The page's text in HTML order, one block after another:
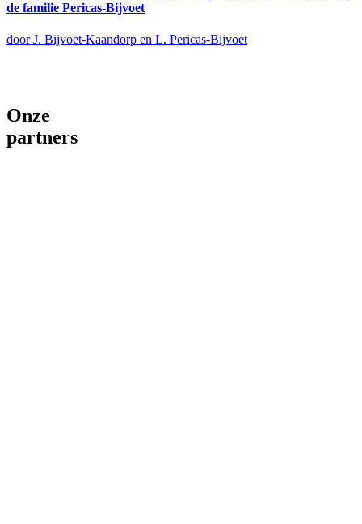
de familie Pericas-Bijvoet
door J. Bijvoet-Kaandorp en L. Pericas-Bijvoet
Onze
partners